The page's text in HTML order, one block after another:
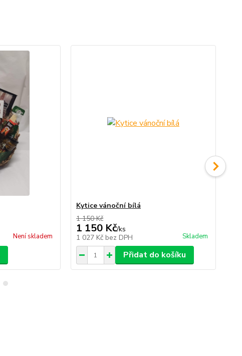
Není skladem
Kytice vánoční bílá
1 150 Kč
1 150 Kč/ks
1 027 Kč bez DPH Skladem
Přidat do košíku